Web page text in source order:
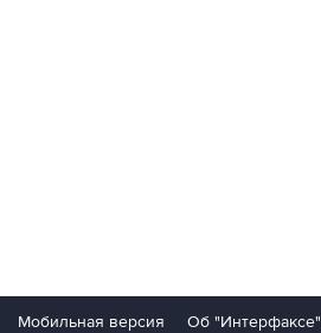
Мобильная версия Об "Интерфаксе"